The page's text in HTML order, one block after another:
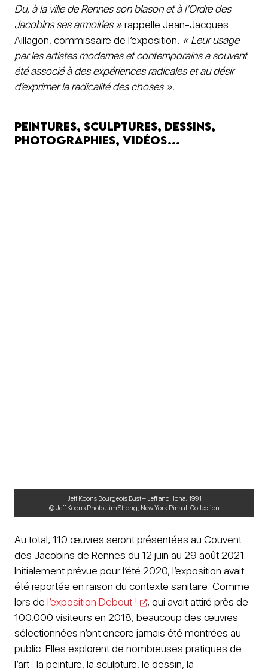
Du, à la ville de Rennes son blason et à l’Ordre des
Jacobins ses armoiries »rappelle Jean-Jacques
Aillagon, commissaire de l’exposition. « Leur usage
par les artistes modernes et contemporains a souvent
été associé à des expériences radicales et au désir
d’exprimer la radicalité des choses ».
Peintures, sculptures, dessins,
photographies, vidéos…
Jeff Koons Bourgeois Bust – Jeff and Ilona, 1991
© Jeff Koons Photo Jim Strong, New York Pinault Collection
Au total, 110 œuvres seront présentées au Couvent
des Jacobins de Rennes du 12 juin au 29 août 2021.
Initialement prévue pour l’été 2020, l’exposition avait
été reportée en raison du contexte sanitaire. Comme
lors de l’exposition Debout !
, qui avait attiré près de
100.000 visiteurs en 2018, beaucoup des œuvres
sélectionnées n’ont encore jamais été montrées au
public. Elles explorent de nombreuses pratiques de
l’art : la peinture, la sculpture, le dessin, la